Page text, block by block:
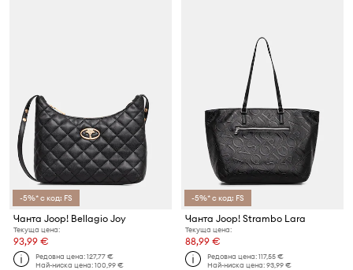
-5%* с код: FS
Чанта Joop! Bellagio Joy
Текуща цена:
93,99 €
Редовна цена:127,77 €
Най-ниска цена:100,99 €
-5%* с код: FS
Чанта Joop! Strambo Lara
Текуща цена:
88,99 €
Редовна цена:117,55 €
Най-ниска цена:93,99 €